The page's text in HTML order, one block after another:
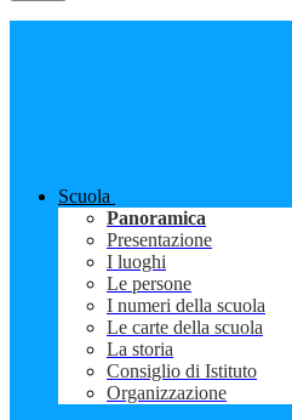
Scuola
Panoramica
Presentazione
I luoghi
Le persone
I numeri della scuola
Le carte della scuola
La storia
Consiglio di Istituto
Organizzazione